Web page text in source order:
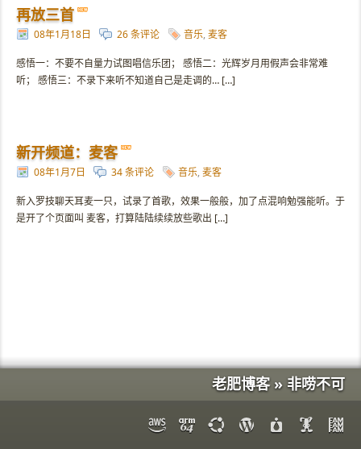
再放三首
08年1月18日 26 条评论 音乐, 麦客
感悟一：不要不自量力试图唱信乐团； 感悟二：光辉岁月用假声会非常难
听； 感悟三：不录下来听不知道自己是走调的… […]
新开频道：麦客
08年1月7日 34 条评论 音乐, 麦客
新入罗技聊天耳麦一只，试录了首歌，效果一般般，加了点混响勉强能听。于
是开了个页面叫 麦客，打算陆陆续续放些歌出 […]
老肥博客 » 非唠不可